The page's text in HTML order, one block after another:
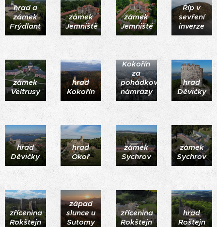
hrad a
zámek
Frýdlant
zámek
Jemniště
zámek
Jemniště
Říp v
sevření
inverze
zámek
Veltrusy
hrad
Kokořín
hrad
Kokořín
za
pohádkové
námrazy
hrad
Děvičky
hrad
Děvičky
hrad
Okoř
zámek
Sychrov
zámek
Sychrov
zřícenina
Rokštejn
západ
slunce u
Sutomy
zřícenina
Rokštejn
hrad
Roštejn